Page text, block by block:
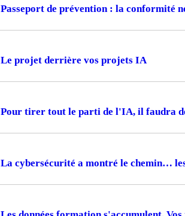
Passeport de prévention : la conformité
Le projet derrière vos projets IA
Pour tirer tout le parti de l'IA, il faudra
La cybersécurité a montré le chemin…